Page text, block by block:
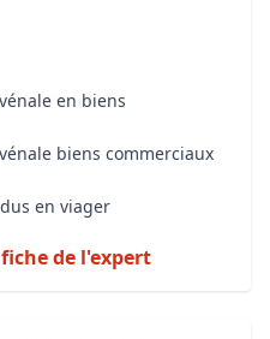
en biens
biens commerciaux
en viager
de l'expert